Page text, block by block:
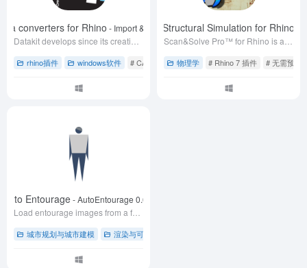
converters for Rhino - Import & export plug-ins - Rhino 8
rhino插件 windows软件 # CAD文件转换 # rhino犀牛软件插件 # 季度更新
Scan&Solve Pro: Structural Simulation for Rhino 7
物理学 # Rhino 7 插件 # 无需预处
Auto Entourage- AutoEntourage 0.6.0
城市规划与城市建模 渲染与可视化